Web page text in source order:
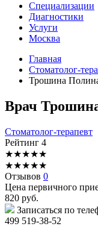
Специализации
Диагностики
Услуги
Москва
Главная
Стоматолог-
Трошина
Врач
Стоматолог-терапевт
Рейтинг 4
★★★★★
★★★★★
Отзывов 0
Цена первичного
820 руб.
Записаться по
499 519-38-52